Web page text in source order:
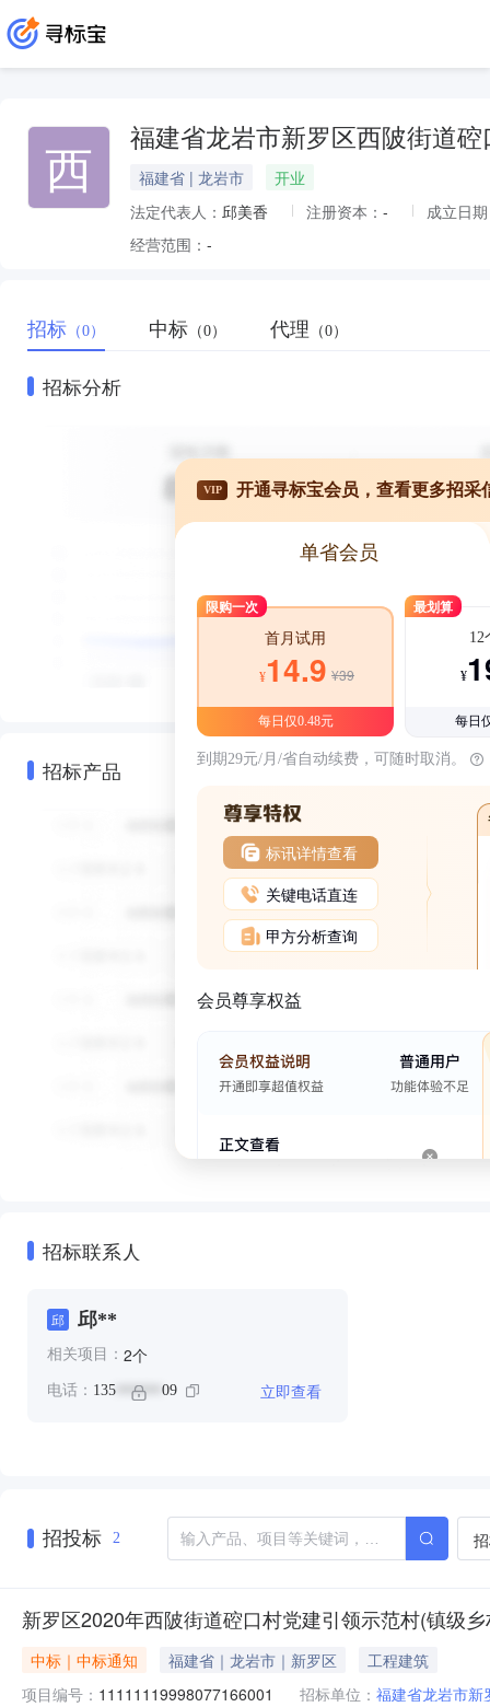
西 福建省龙岩市新罗区西陂街道
福建省 | 龙岩市
开业
法定代表人： 邱美香 注册资本： -
成立日
经营范围： -
招标 （0） 中标 （0） 代理 （0）
招标分析
招标产品
VIP 开通寻标宝会员，查看更多招采
单省会员
限购一次
首月试用
¥14.9 ¥39
每日仅0.48元
最划算
12
¥
每日
到期29元/月/省自动续费，可随时取消。
标讯详情查看
关键电话直连
甲方分析查询
会员尊享权益
招标联系人
邱 邱**
相关项目： 2个
电话： 135 ****** 09 立即查看
招投标 2
新罗区2020年西陂街道硿口村党建引领示范村(镇级
中标｜中标通知 福建省｜龙岩市｜新罗区
工程建筑
项目编号： 11111119998077166001 招标单位： 福建省龙岩市新